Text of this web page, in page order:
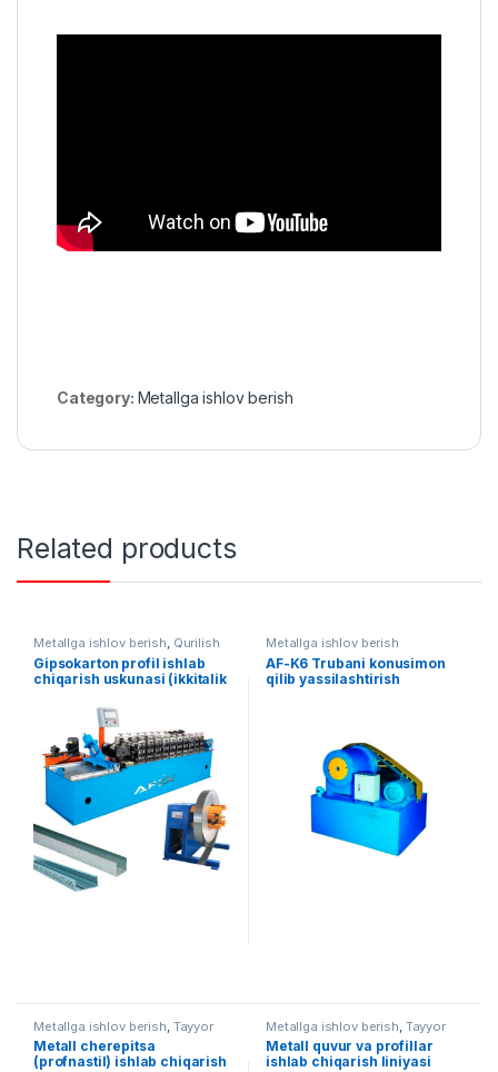
Category: Metallga ishlov berish
Related products
Metallga ishlov berish, Qurilish
uskunalari
Gipsokarton profil ishlab
chiqarish uskunasi (ikkitalik
Metallga ishlov berish
AF-K6 Trubani konusimon
qilib yassilashtirish
Metallga ishlov berish Tayyor
liniyalar
Metall cherepitsa
(profnastil) ishlab chiqarish
Metallga ishlov berish Tayyor
liniyalar
Metall quvur va profillar
ishlab chiqarish liniyasi